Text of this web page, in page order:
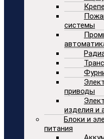
системы
приводы
изделия и
Блоки и
питания